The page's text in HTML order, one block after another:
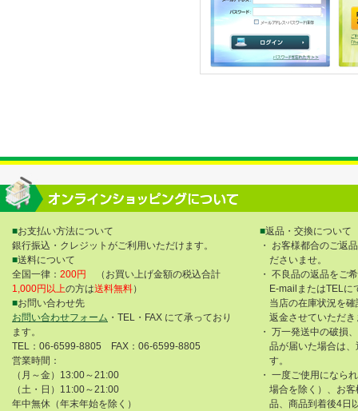
■お支払い方法について
銀行振込・クレジットがご利用いただけます。
■送料について
全国一律： 200円 （お買い上げ金額の税込合計
1,000円以上の方は送料無料）
■お問い合わせ先
お問い合わせフォーム ・TEL・FAX にて承っており
ます。
TEL：06-6599-8805 FAX：06-6599-8805
営業時間：
（月～金）13:00～21:00
（土・日）11:00～21:00
年中無休（年末年始を除く）
■返品・交換について
・ お客様都合のご返
ださいませ。
・ 不良品の返品をご
E-mailまたはTELに
当店の在庫状況を
返金させていただき
・ 万一発送中の破損
品が届いた場合は
す。
・ 一度ご使用になら
場合を除く）、お
品、商品到着後4日